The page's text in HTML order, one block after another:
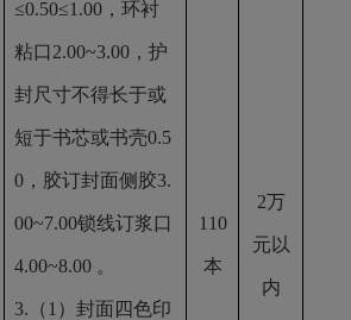
≤0.50≤1.00，环衬
粘口2.00~3.00，护
封尺寸不得长于或
短于书芯或书壳0.5
0，胶订封面侧胶3.
00~7.00锁线订浆口
4.00~8.00 。
3.（1）封面四色印
110
本
2万
元以
内